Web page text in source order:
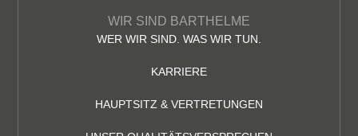
WIR SIND BARTHELME
WER WIR SIND. WAS WIR TUN.
KARRIERE
HAUPTSITZ & VERTRETUNGEN